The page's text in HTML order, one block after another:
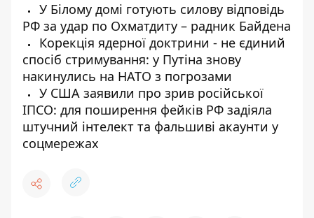
У Білому домі готують силову відповідь
РФ за удар по Охматдиту – радник Байдена
Корекція ядерної доктрини - не єдиний
спосіб стримування: у Путіна знову
накинулись на НАТО з погрозами
У США заявили про зрив російської
ІПСО: для поширення фейків РФ задіяла
штучний інтелект та фальшиві акаунти у
соцмережах